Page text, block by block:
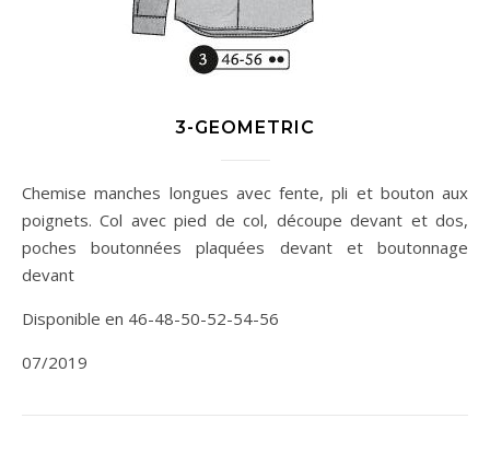
3-GEOMETRIC
Chemise manches longues avec fente, pli et bouton aux
poignets. Col avec pied de col, découpe devant et dos,
poches boutonnées plaquées devant et boutonnage
devant
Disponible en 46-48-50-52-54-56
07/2019